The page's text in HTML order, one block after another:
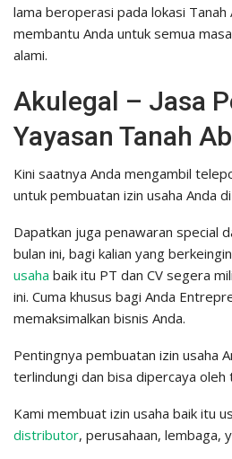
lama beroperasi pada lokasi Tanah
membantu Anda untuk semua
alami.
Akulegal – Jasa
Yayasan Tanah
Kini saatnya Anda mengambil
untuk pembuatan izin usaha Anda
Dapatkan juga penawaran special
bulan ini, bagi kalian yang
usaha baik itu PT dan CV segera
ini. Cuma khusus bagi Anda
memaksimalkan bisnis Anda.
Pentingnya pembuatan izin usaha
terlindungi dan bisa dipercaya oleh
Kami membuat izin usaha baik itu
distributor, perusahaan, lembaga,